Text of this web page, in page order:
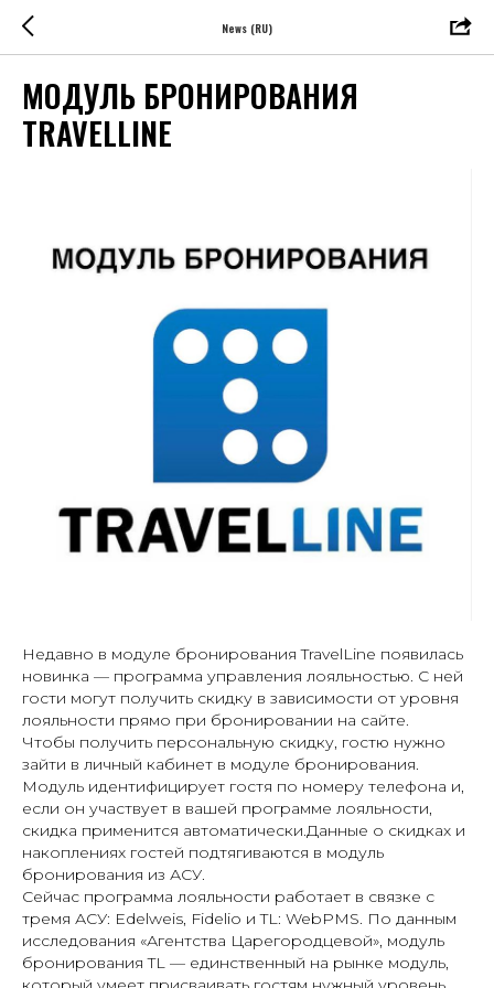
News (RU)
МОДУЛЬ БРОНИРОВАНИЯ
TRAVELLINE
Недавно в модуле бронирования TravelLine появилась
новинка — программа управления лояльностью. С ней
гости могут получить скидку в зависимости от уровня
лояльности прямо при бронировании на сайте.
Чтобы получить персональную скидку, гостю нужно
зайти в личный кабинет в модуле бронирования.
Модуль идентифицирует гостя по номеру телефона и,
если он участвует в вашей программе лояльности,
скидка применится автоматически.Данные о скидках и
накоплениях гостей подтягиваются в модуль
бронирования из АСУ.
Сейчас программа лояльности работает в связке с
тремя АСУ: Edelweis, Fidelio и TL: WebPMS. По данным
исследования «Агентства Царегородцевой», модуль
бронирования TL — единственный на рынке модуль,